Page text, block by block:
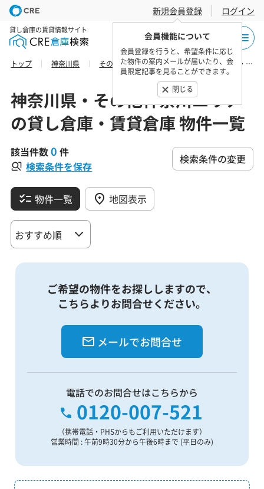
新規会員登録
会員機能について
会員登録を行うと、希望条件に応じ
た物件の案内メールが届いたり、会
員限定記事を見ることができます。
閉じる
ログイン
貸し倉庫の賃貸情報サイト
トップ 神奈川県 その他神奈川エリア 川崎市の貸し倉庫・賃貸倉庫 物件一覧
神奈川県・その他神奈川エリア
の貸し倉庫・賃貸倉庫 物件一覧
該当件数0 件
検索条件を保存
検索条件の変更
物件一覧 地図表示
ご希望の物件をお探ししますので、
こちらよりお問合せください。
メールでお問合せ
電話でのお問合せはこちらから
0120-007-521
（携帯電話・PHSからもご利用いただけます）
営業時間 : 午前9時30分から午後6時まで (平日のみ)